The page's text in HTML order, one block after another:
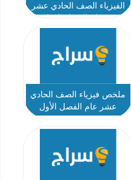
الفيزياء الصف الحادي عشر
الأول 2025-2026
ملخص فيزياء الصف الحادي
عشر عام الفصل الأول